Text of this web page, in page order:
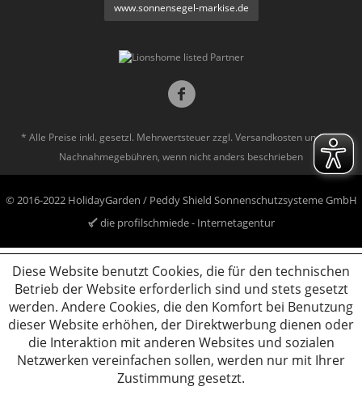
www.sonnensegel-markise.de
* Alle Preise inkl. gesetzl. Mehrwertsteuer zzgl. Versandkosten und ggf.
Nachnahmegebühren, wenn nicht anders beschrieben
© 2016-2022 HolidayGarden / Peddy Shield Sonnenschutzsysteme GmbH
die profilschmiede - Internetagentur
Diese Website benutzt Cookies, die für den technischen
Betrieb der Website erforderlich sind und stets gesetzt
werden. Andere Cookies, die den Komfort bei Benutzung
dieser Website erhöhen, der Direktwerbung dienen oder
die Interaktion mit anderen Websites und sozialen
Netzwerken vereinfachen sollen, werden nur mit Ihrer
Zustimmung gesetzt.